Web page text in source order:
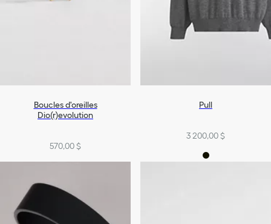
Boucles d'oreilles
Dio(r)evolution
570,00 $
Pull
3 200,00 $